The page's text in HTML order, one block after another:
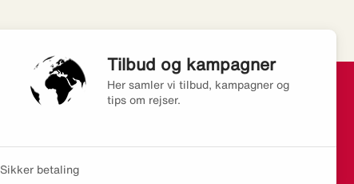
Tilbud og kampagner
Her samler vi tilbud, kampagner og
tips om rejser.
Sikker betaling